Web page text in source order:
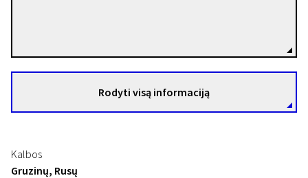
Rodyti visą informaciją
Kalbos
Gruzinų, Rusų